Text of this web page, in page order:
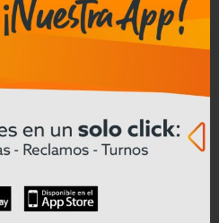
Message
PrintCompartir
5